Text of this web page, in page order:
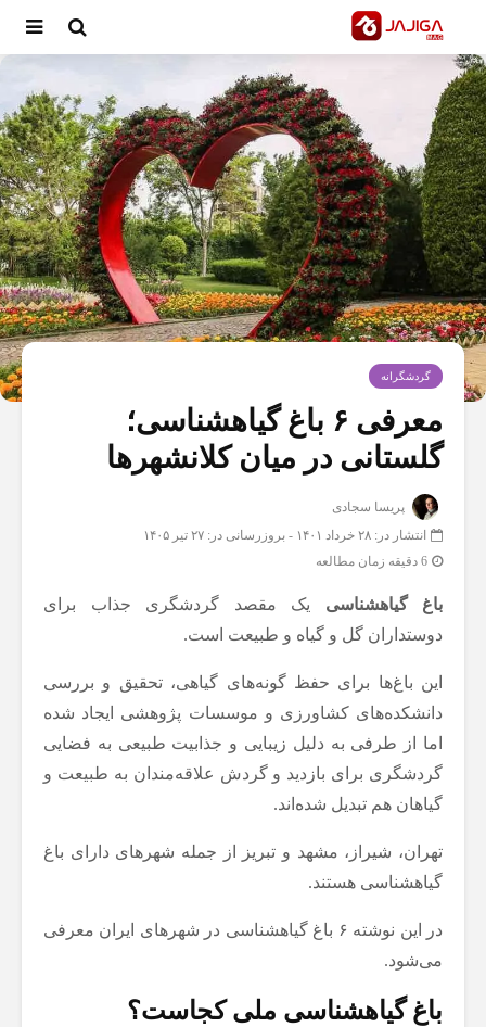
گردشگرانه
معرفی ۶ باغ گیاهشناسی؛
گلستانی در میان کلانشهرها
پریسا سجادی
انتشار در: ۲۸ خرداد ۱۴۰۱
- بروزرسانی در: ۲۷ تیر ۱۴۰۵
6 دقیقه زمان مطالعه
باغ‌ گیاهشناسی یک مقصد گردشگری جذاب برای
دوستداران گل و گیاه و طبیعت است.
این باغ‌ها برای حفظ گونه‌های گیاهی، تحقیق و بررسی
دانشکده‌های کشاورزی و موسسات پژوهشی ایجاد شده
اما از طرفی به دلیل زیبایی و جذابیت طبیعی به فضایی
گردشگری برای بازدید و گردش علاقه‌مندان به طبیعت و
گیاهان هم تبدیل شده‌اند.
تهران، شیراز، مشهد و تبریز از جمله شهرهای دارای باغ
گیاهشناسی هستند.
در این نوشته ۶ باغ گیاهشناسی در شهرهای ایران معرفی
می‌شود.
باغ گیاهشناسی ملی کجاست؟